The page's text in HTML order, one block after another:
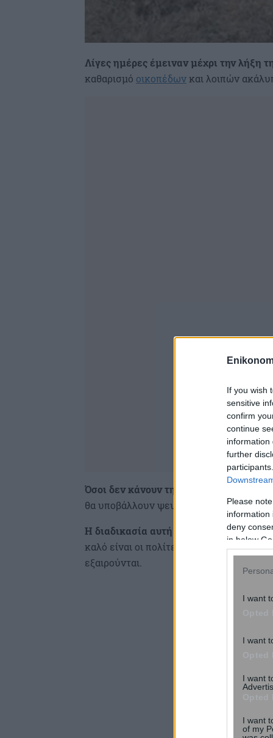
If you wish
sensitive
confirm
continue
information
further
Please
information
deny
in below
I want
I want
I want
I want
of my
Λίγες ημέρες έμειναν μέχρι την λήξη
καθαρισμό οικοπέδωνκαι λοιπών
Όσοι δεν κάνουν την σχετική δήλωση
θα υποβάλλουν ψευδή στοιχεία
Η διαδικασία αυτή για τα ακαθάριστα
καλό είναι οι πολίτες να γνωρίζουν
εξαιρούνται.